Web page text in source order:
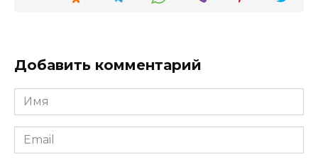
Добавить комментарий
Имя
*
Email
*